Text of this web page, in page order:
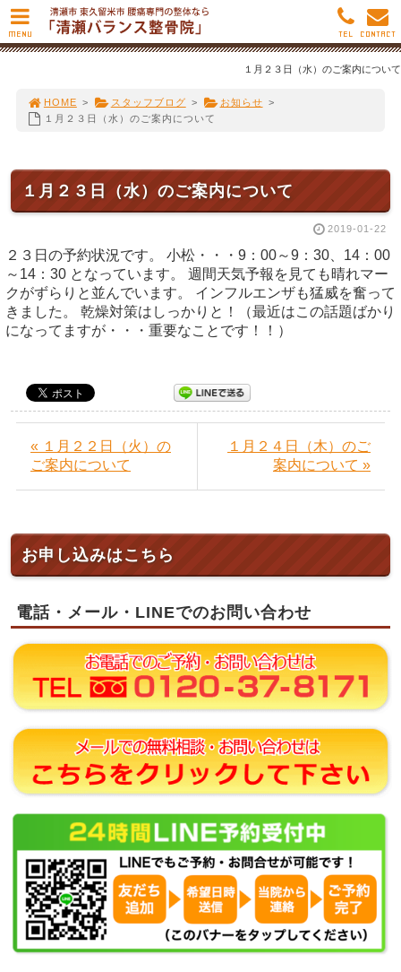
１月２３日（水）のご案内について
HOME > スタッフブログ > お知らせ >
１月２３日（水）のご案内について
１月２３日（水）のご案内について
2019-01-22
２３日の予約状況です。 小松・・・9：00～9：30、14：00
～14：30 となっています。 週間天気予報を見ても晴れマー
クがずらりと並んでいます。 インフルエンザも猛威を奮って
きました。 乾燥対策はしっかりと！（最近はこの話題ばかり
になってますが・・・重要なことです！！）
« １月２２日（火）の
ご案内について
１月２４日（木）のご
案内について »
お申し込みはこちら
電話・メール・LINEでのお問い合わせ
MENU CONTACT
TEL